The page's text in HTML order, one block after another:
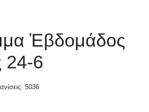
Ἑβδομάδος
24-6
5036